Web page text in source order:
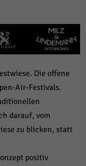
Die offene
Air-Festivals.
darauf, vom
zu blicken, statt
positiv
sie Besucher
werden
akzeptiert